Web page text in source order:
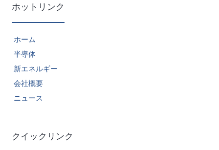
ホットリンク
ホーム
半導体
新エネルギー
会社概要
ニュース
クイックリンク